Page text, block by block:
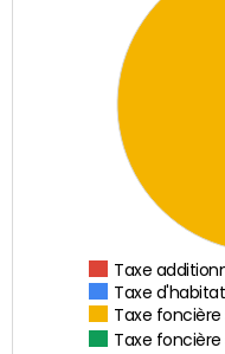
Taxe
Taxe
Taxe foncière
Taxe foncière